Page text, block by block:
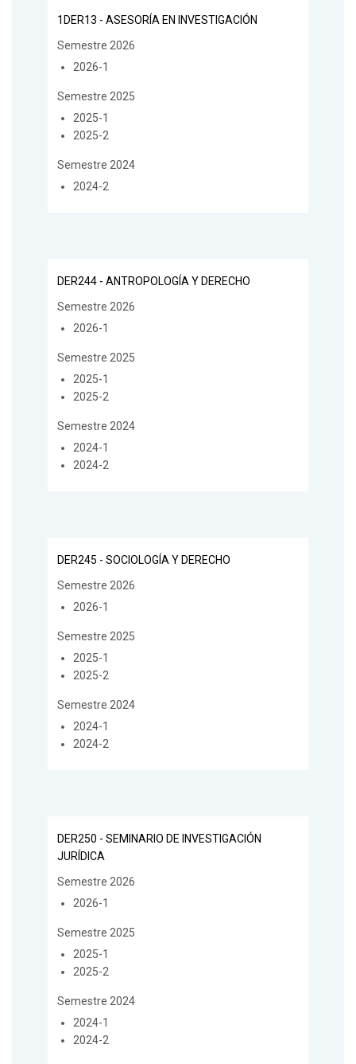
1DER13 - ASESORÍA EN INVESTIGACIÓN
Semestre 2026
2026-1
Semestre 2025
2025-1
2025-2
Semestre 2024
2024-2
DER244 - ANTROPOLOGÍA Y DERECHO
Semestre 2026
2026-1
Semestre 2025
2025-1
2025-2
Semestre 2024
2024-1
2024-2
DER245 - SOCIOLOGÍA Y DERECHO
Semestre 2026
2026-1
Semestre 2025
2025-1
2025-2
Semestre 2024
2024-1
2024-2
DER250 - SEMINARIO DE INVESTIGACIÓN
JURÍDICA
Semestre 2026
2026-1
Semestre 2025
2025-1
2025-2
Semestre 2024
2024-1
2024-2